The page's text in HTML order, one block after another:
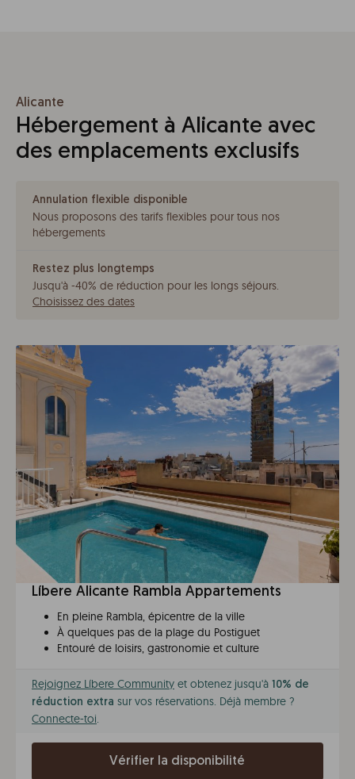
Alicante
Hébergement à Alicante avec
des emplacements exclusifs
Annulation flexible disponible
Nous proposons des tarifs flexibles pour tous nos
hébergements
Restez plus longtemps
Jusqu'à -40% de réduction pour les longs séjours.
Choisissez des dates
Líbere Alicante Rambla Appartements
En pleine Rambla, épicentre de la ville
À quelques pas de la plage du Postiguet
Entouré de loisirs, gastronomie et culture
Rejoignez Líbere Community et obtenez jusqu'à 10% de
réduction extra sur vos réservations. Déjà membre ?
Connecte-toi.
Vérifier la disponibilité